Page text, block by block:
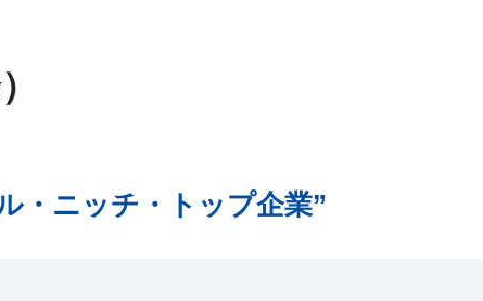
・ニッチ・トップ企業”